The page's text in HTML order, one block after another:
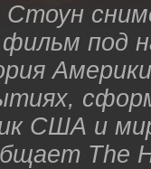
Стоун
под
США и
The